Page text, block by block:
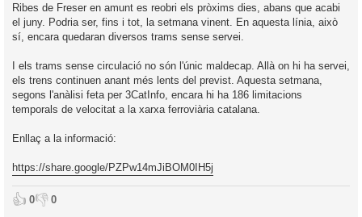
Ribes de Freser en amunt es reobri els pròxims dies, abans que acabi
el juny. Podria ser, fins i tot, la setmana vinent. En aquesta línia, això
sí, encara quedaran diversos trams sense servei.
I els trams sense circulació no són l'únic maldecap. Allà on hi ha servei,
els trens continuen anant més lents del previst. Aquesta setmana,
segons l'anàlisi feta per 3CatInfo, encara hi ha 186 limitacions
temporals de velocitat a la xarxa ferroviària catalana.
Enllaç a la informació:
https://share.google/PZPw14mJiBOM0IH5j
👍 0👎 0